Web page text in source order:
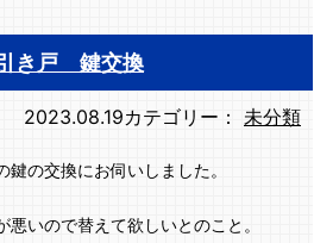
き戸 鍵交換
2023.08.19カテゴリー： 未分類
の交換にお伺いしました。
悪いので替えて欲しいとのこと。